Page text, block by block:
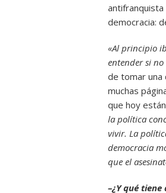
antifranquista
democracia:
«Al principio
entender si
de tomar una
muchas
que hoy
la política
vivir. La
democracia
que el
–¿Y qué